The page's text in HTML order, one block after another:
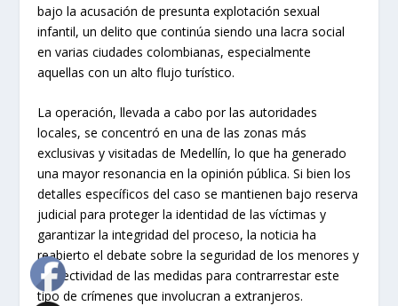
bajo la acusación de presunta explotación sexual
infantil, un delito que continúa siendo una lacra social
en varias ciudades colombianas, especialmente
aquellas con un alto flujo turístico.
La operación, llevada a cabo por las autoridades
locales, se concentró en una de las zonas más
exclusivas y visitadas de Medellín, lo que ha generado
una mayor resonancia en la opinión pública. Si bien los
detalles específicos del caso se mantienen bajo reserva
judicial para proteger la identidad de las víctimas y
garantizar la integridad del proceso, la noticia ha
reabierto el debate sobre la seguridad de los menores y
la efectividad de las medidas para contrarrestar este
tipo de crímenes que involucran a extranjeros.